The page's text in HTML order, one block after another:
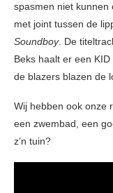
spasmen niet kunnen
met joint tussen de
Soundboy. De
Beks haalt er een
de blazers blazen de
Wij hebben ook onze
een zwembad, een
z’n tuin?